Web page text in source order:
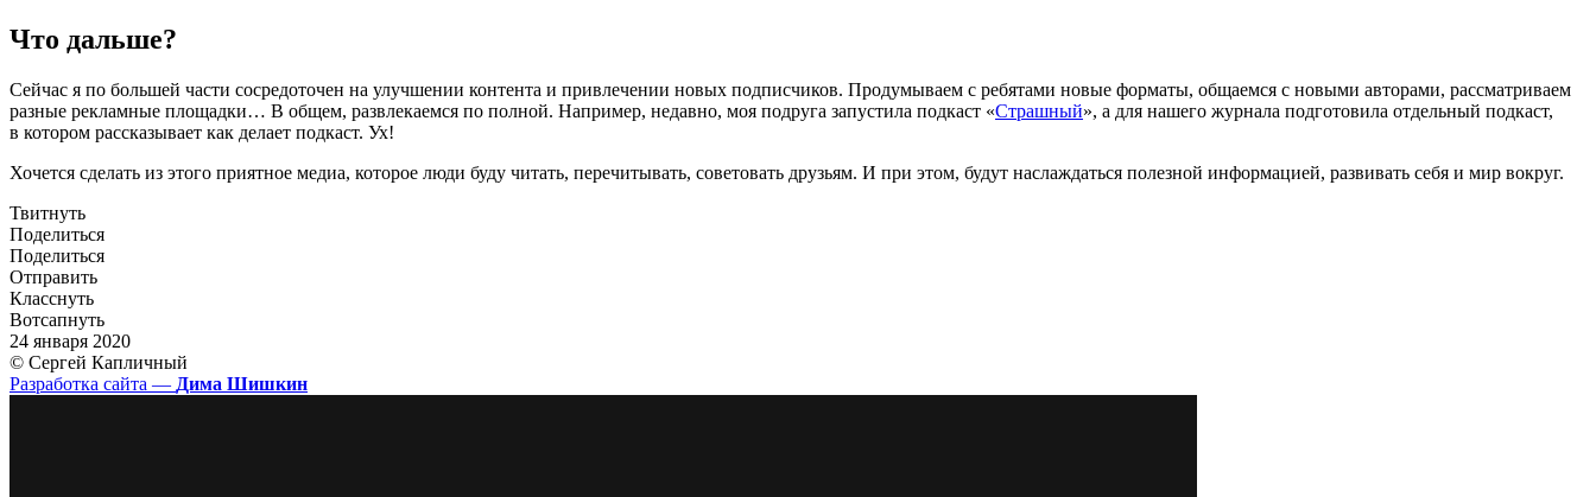
Что дальше?
Сейчас я по большей части сосредоточен на улучшении контента и привлечении новых подписчиков. Продумываем с ребятами новые форматы, общаемся с новыми авторами, рассматриваем
разные рекламные площадки… В общем, развлекаемся по полной. Например, недавно, моя подруга запустила подкаст «Страшный», а для нашего журнала подготовила отдельный подкаст,
в котором рассказывает как делает подкаст. Ух!
Хочется сделать из этого приятное медиа, которое люди буду читать, перечитывать, советовать друзьям. И при этом, будут наслаждаться полезной информацией, развивать себя и мир вокруг.
Твитнуть
Поделиться
Поделиться
Отправить
Класснуть
Вотсапнуть
24 января 2020
© Сергей Капличный
Разработка сайта — Дима Шишкин